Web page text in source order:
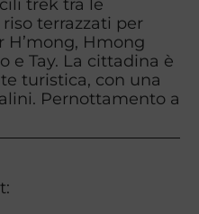
terrazzati per
H’mong, Hmong
e Tay. La cittadina è
turistica, con una
Pernottamento a